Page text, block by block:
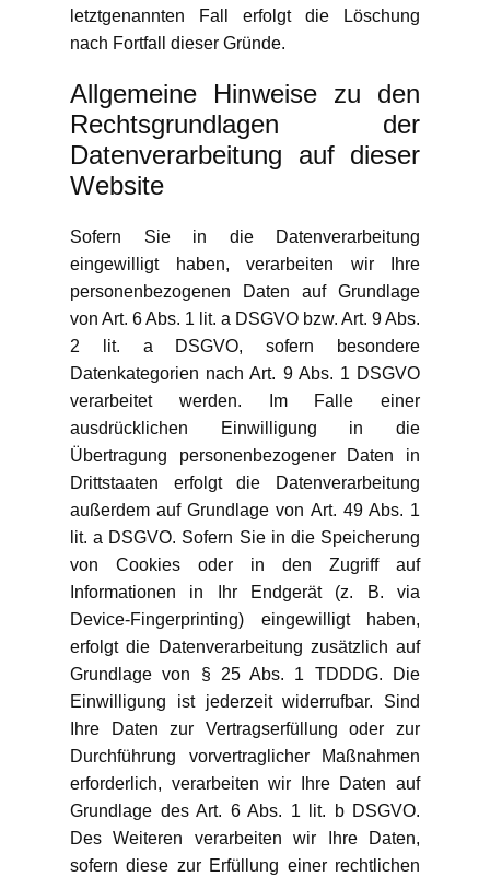
letztgenannten Fall erfolgt die Löschung
nach Fortfall dieser Gründe.
Allgemeine Hinweise zu den
Rechtsgrundlagen der
Datenverarbeitung auf dieser
Website
Sofern Sie in die Datenverarbeitung
eingewilligt haben, verarbeiten wir Ihre
personenbezogenen Daten auf Grundlage
von Art. 6 Abs. 1 lit. a DSGVO bzw. Art. 9 Abs.
2 lit. a DSGVO, sofern besondere
Datenkategorien nach Art. 9 Abs. 1 DSGVO
verarbeitet werden. Im Falle einer
ausdrücklichen Einwilligung in die
Übertragung personenbezogener Daten in
Drittstaaten erfolgt die Datenverarbeitung
außerdem auf Grundlage von Art. 49 Abs. 1
lit. a DSGVO. Sofern Sie in die Speicherung
von Cookies oder in den Zugriff auf
Informationen in Ihr Endgerät (z. B. via
Device-Fingerprinting) eingewilligt haben,
erfolgt die Datenverarbeitung zusätzlich auf
Grundlage von § 25 Abs. 1 TDDDG. Die
Einwilligung ist jederzeit widerrufbar. Sind
Ihre Daten zur Vertragserfüllung oder zur
Durchführung vorvertraglicher Maßnahmen
erforderlich, verarbeiten wir Ihre Daten auf
Grundlage des Art. 6 Abs. 1 lit. b DSGVO.
Des Weiteren verarbeiten wir Ihre Daten,
sofern diese zur Erfüllung einer rechtlichen